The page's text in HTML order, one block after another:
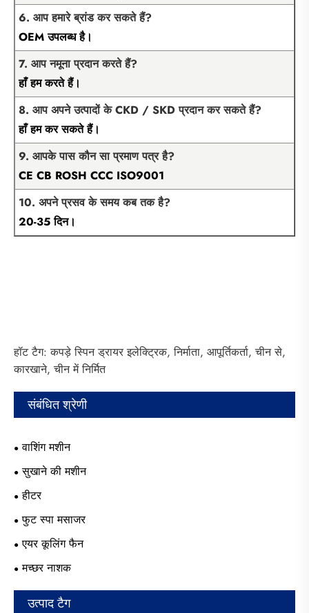
6. आप हमारे ब्रांड कर सकते हैं?
OEM उपलब्ध है।
7. आप नमूना प्रदान करते हैं?
हाँ हम करते हैं।
8. आप अपने उत्पादों के CKD / SKD प्रदान कर सकते हैं?
हाँ हम कर सकते हैं।
9. आपके पास कौन सा प्रमाण पत्र है?
CE CB ROSH CCC ISO9001
10. अपने प्रसव के समय कब तक है?
20-35 दिन।
हॉट टैग: कपड़े स्पिन ड्रायर इलेक्ट्रिक, निर्माता, आपूर्तिकर्ता, चीन से,
कारखाने, चीन में निर्मित
संबंधित श्रेणी
वाशिंग मशीन
सुखाने की मशीन
हीटर
फुट स्पा मसाजर
एयर कूलिंग फैन
मच्छर नाशक
उत्पाद टैग